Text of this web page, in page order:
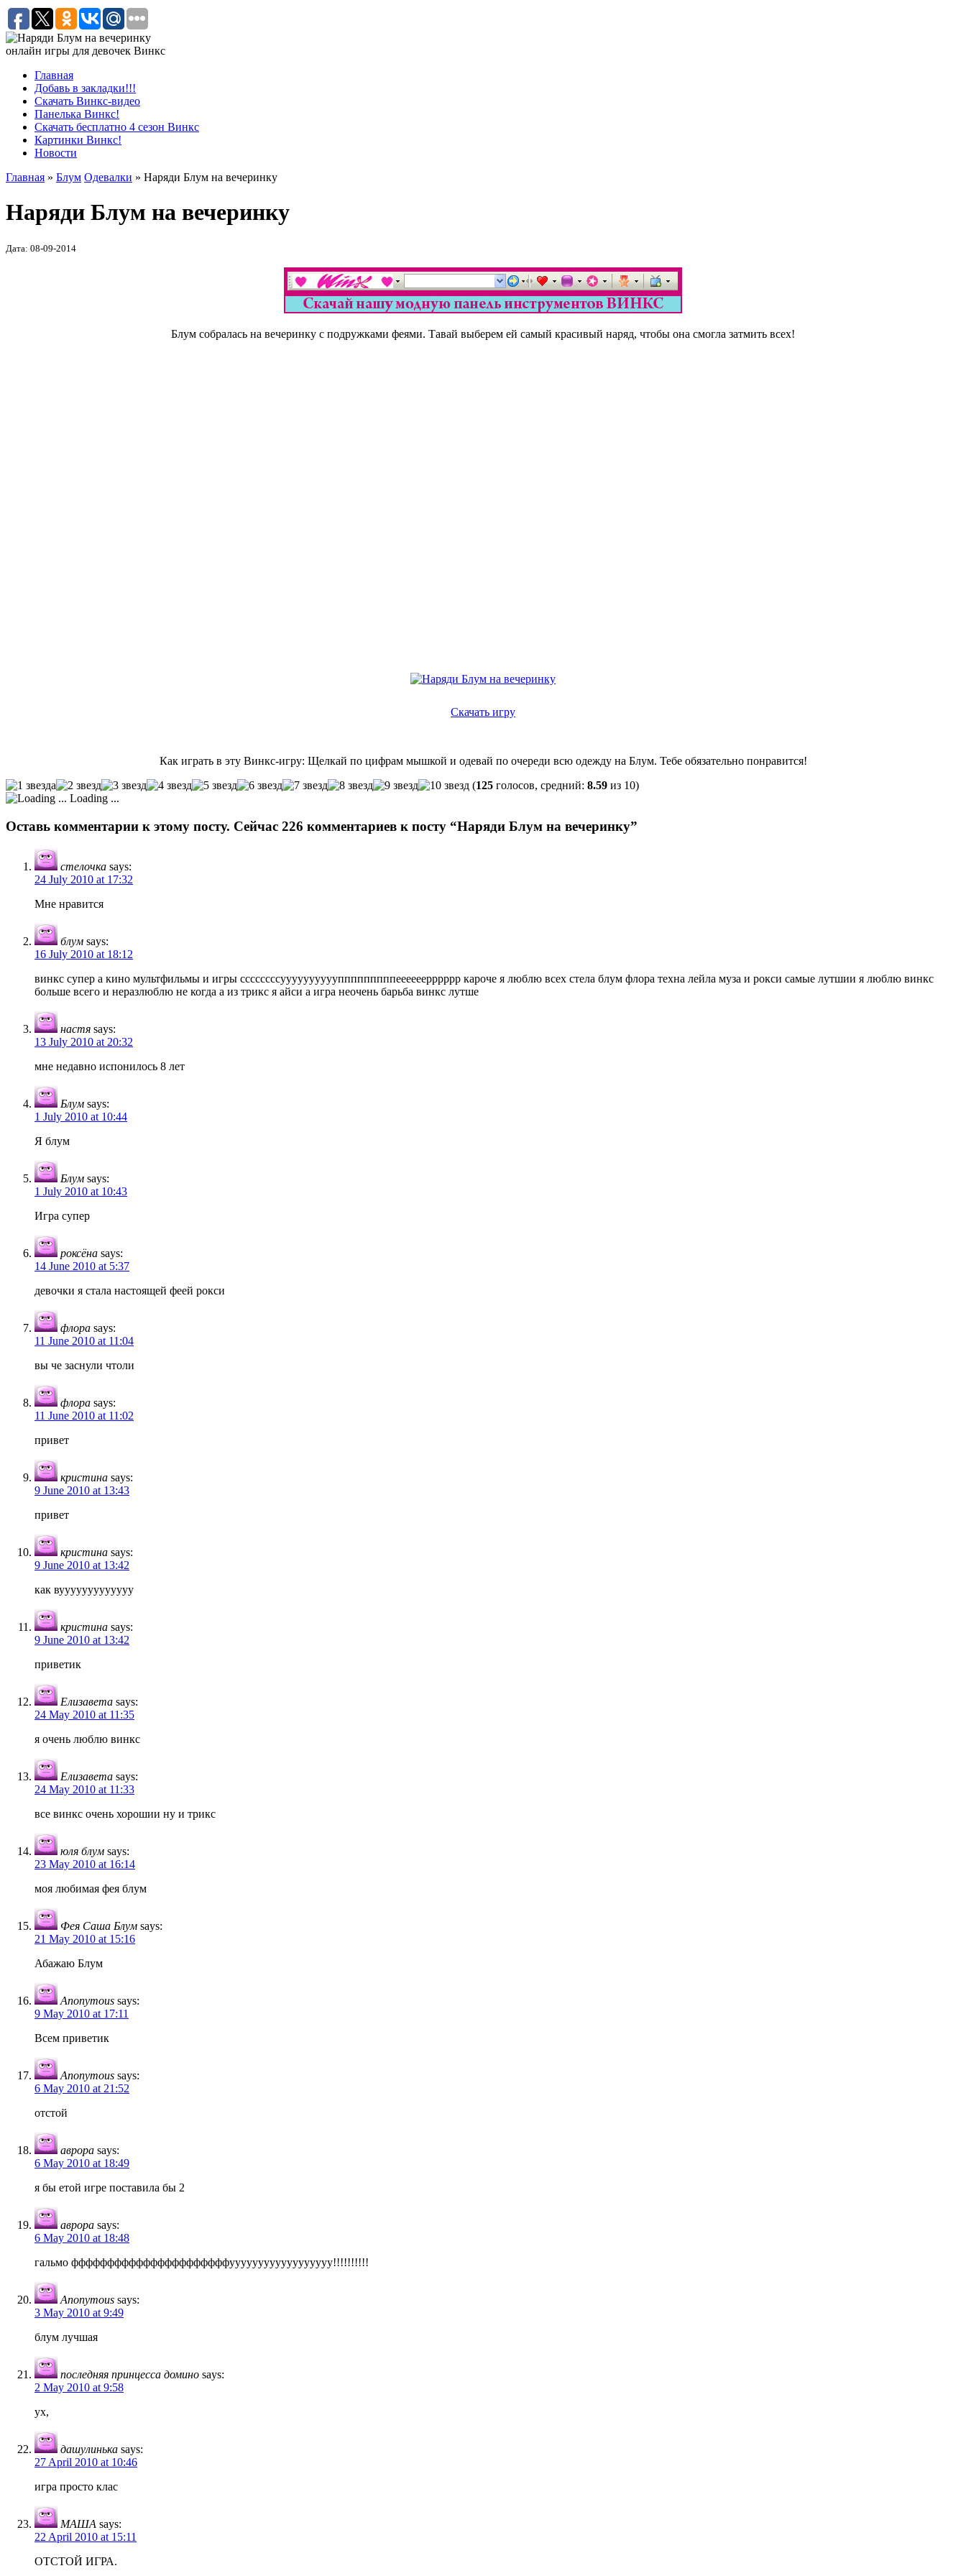
онлайн игры для девочек Винкс
Главная
Добавь в закладки!!!
Скачать Винкс-видео
Панелька Винкс!
Скачать бесплатно 4 сезон Винкс
Картинки Винкс!
Новости
Главная » Блум Одевалки » Наряди Блум на вечеринку
Наряди Блум на вечеринку
Дата: 08-09-2014
Блум собралась на вечеринку с подружками феями. Тавай выберем ей самый красивый наряд, чтобы она смогла затмить всех!
Скачать игру
Как играть в эту Винкс-игру: Щелкай по цифрам мышкой и одевай по очереди всю одежду на Блум. Тебе обязательно понравится!
(125 голосов, средний: 8.59 из 10)
Loading ...
Оставь комментарии к этому посту. Сейчас 226 комментариев к посту “Наряди Блум на вечеринку”
стелочка says:
24 July 2010 at 17:32
Мне нравится
блум says:
16 July 2010 at 18:12
винкс супер а кино мультфильмы и игры ссссссссуууууууууупппппппппеееееерррррр кароче я люблю всех стела блум флора техна лейла муза и рокси самые лутшии я люблю винкс
больше всего и неразлюблю не когда а из трикс я айси а игра неочень барьба винкс лутше
настя says:
13 July 2010 at 20:32
мне недавно испонилось 8 лет
Блум says:
1 July 2010 at 10:44
Я блум
Блум says:
1 July 2010 at 10:43
Игра супер
роксёна says:
14 June 2010 at 5:37
девочки я стала настоящей феей рокси
флора says:
11 June 2010 at 11:04
вы че заснули чтоли
флора says:
11 June 2010 at 11:02
привет
кристина says:
9 June 2010 at 13:43
привет
кристина says:
9 June 2010 at 13:42
как вууууууууууууу
кристина says:
9 June 2010 at 13:42
приветик
Елизавета says:
24 May 2010 at 11:35
я очень люблю винкс
Елизавета says:
24 May 2010 at 11:33
все винкс очень хорошии ну и трикс
юля блум says:
23 May 2010 at 16:14
моя любимая фея блум
Фея Саша Блум says:
21 May 2010 at 15:16
Абажаю Блум
Anonymous says:
9 May 2010 at 17:11
Всем приветик
Anonymous says:
6 May 2010 at 21:52
отстой
аврора says:
6 May 2010 at 18:49
я бы етой игре поставила бы 2
аврора says:
6 May 2010 at 18:48
гальмо ффффффффффффффффффффффуууууууууууууууууу!!!!!!!!!!
Anonymous says:
3 May 2010 at 9:49
блум лучшая
последняя принцесса домино says:
2 May 2010 at 9:58
ух,
дашулинька says:
27 April 2010 at 10:46
игра просто клас
МАША says:
22 April 2010 at 15:11
ОТСТОЙ ИГРА.